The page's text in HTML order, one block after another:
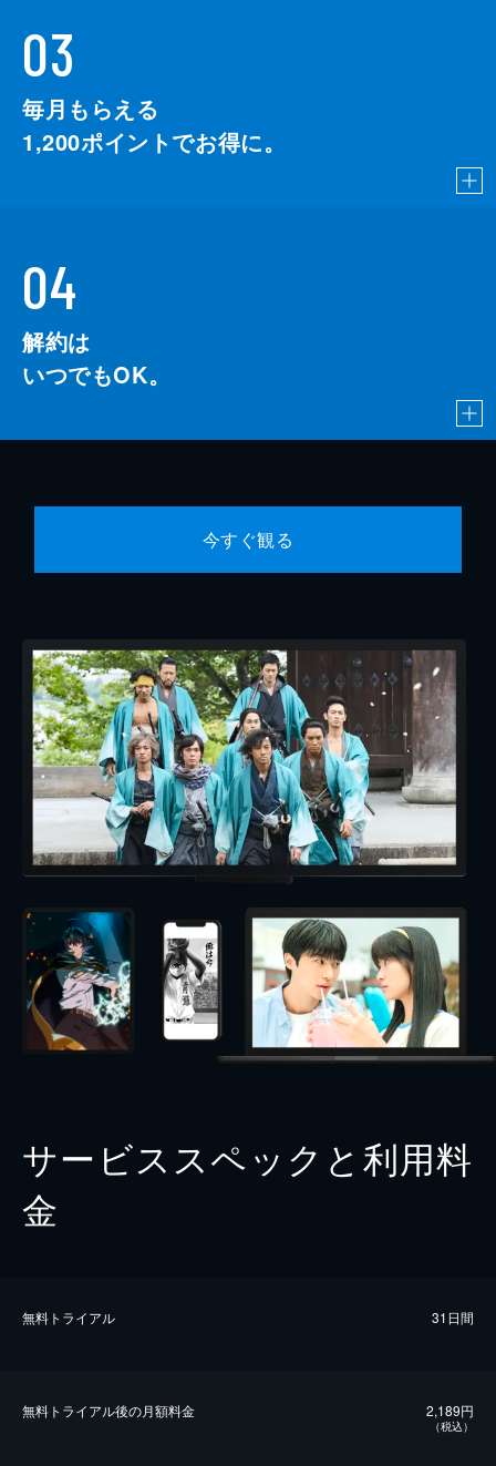
03
毎月もらえる
1,200ポイントでお得に。
04
解約は
いつでもOK。
今すぐ観る
サービススペックと利用料
金
無料トライアル 31日間
無料トライアル後の⽉額料金 2,189円
（税込）